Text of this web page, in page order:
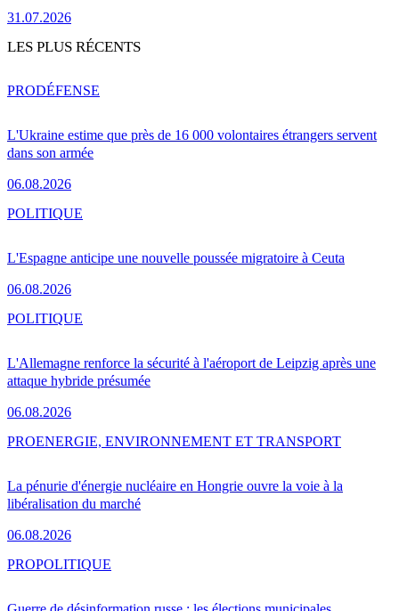
31.07.2026
LES PLUS RÉCENTS
L'Ukraine estime que près de 16 000 volontaires étrangers servent
dans son armée
06.08.2026
PRODÉFENSE
L'Espagne anticipe une nouvelle poussée migratoire à Ceuta
06.08.2026
POLITIQUE
L'Allemagne renforce la sécurité à l'aéroport de Leipzig après une
attaque hybride présumée
06.08.2026
POLITIQUE
La pénurie d'énergie nucléaire en Hongrie ouvre la voie à la
libéralisation du marché
06.08.2026
PROENERGIE, ENVIRONNEMENT ET TRANSPORT
PROPOLITIQUE